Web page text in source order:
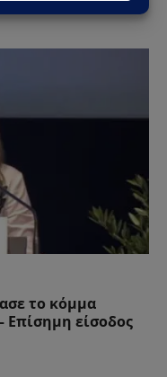
το κόμμα
Επίσημη είσοδος